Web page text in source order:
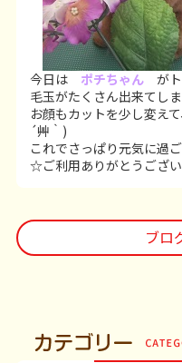
今日は ポチちゃん が
毛玉がたくさん出来てし
お顔もカットを少し変え
´艸｀)
これでさっぱり元気に過
☆ご利用ありがとうござ
ブロ